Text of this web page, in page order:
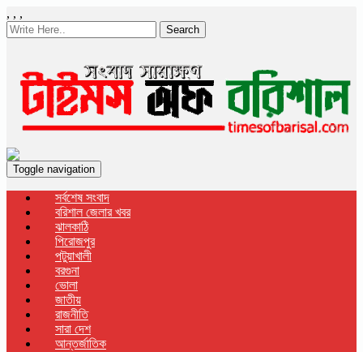
, , ,
Search
Toggle navigation
সর্বশেষ সংবাদ
বরিশাল জেলার খবর
ঝালকাঠি
পিরোজপুর
পটুয়াখালী
বরগুনা
ভোলা
জাতীয়
রাজনীতি
সারা দেশ
আন্তর্জাতিক